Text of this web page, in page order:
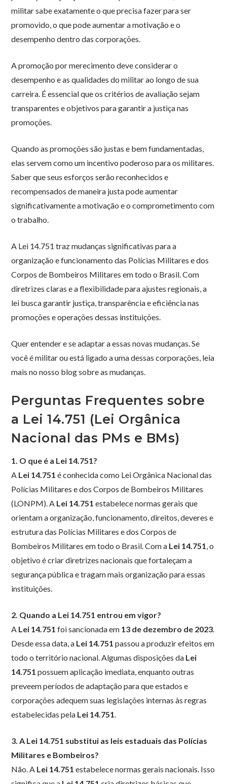
militar sabe exatamente o que precisa fazer para ser
promovido, o que pode aumentar a motivação e o
desempenho dentro das corporações.
A promoção por merecimento deve considerar o
desempenho e as qualidades do militar ao longo de sua
carreira. É essencial que os critérios de avaliação sejam
transparentes e objetivos para garantir a justiça nas
promoções.
Quando as promoções são justas e bem fundamentadas,
elas servem como um incentivo poderoso para os militares.
Saber que seus esforços serão reconhecidos e
recompensados de maneira justa pode aumentar
significativamente a motivação e o comprometimento com
o trabalho.
A Lei 14.751 traz mudanças significativas para a
organização e funcionamento das Polícias Militares e dos
Corpos de Bombeiros Militares em todo o Brasil. Com
diretrizes claras e a flexibilidade para ajustes regionais, a
lei busca garantir justiça, transparência e eficiência nas
promoções e operações dessas instituições.
Quer entender e se adaptar a essas novas mudanças. Se
você é militar ou está ligado a uma dessas corporações, leia
mais no nosso blog sobre as mudanças.
Perguntas Frequentes sobre
a Lei 14.751 (Lei Orgânica
Nacional das PMs e BMs)
1. O que é a Lei 14.751?
A Lei 14.751 é conhecida como Lei Orgânica Nacional das
Polícias Militares e dos Corpos de Bombeiros Militares
(LONPM). A Lei 14.751 estabelece normas gerais que
orientam a organização, funcionamento, direitos, deveres e
estrutura das Polícias Militares e dos Corpos de
Bombeiros Militares em todo o Brasil. Com a Lei 14.751, o
objetivo é criar diretrizes nacionais que fortaleçam a
segurança pública e tragam mais organização para essas
instituições.
2. Quando a Lei 14.751 entrou em vigor?
A Lei 14.751 foi sancionada em 13 de dezembro de 2023.
Desde essa data, a Lei 14.751 passou a produzir efeitos em
todo o território nacional. Algumas disposições da Lei
14.751 possuem aplicação imediata, enquanto outras
preveem períodos de adaptação para que estados e
corporações adequem suas legislações internas às regras
estabelecidas pela Lei 14.751.
3. A Lei 14.751 substitui as leis estaduais das Polícias
Militares e Bombeiros?
Não. A Lei 14.751 estabelece normas gerais nacionais. Isso